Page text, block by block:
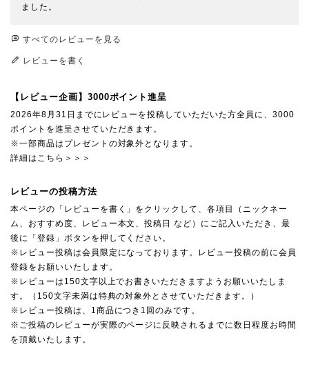
ました。
すべてのレビューを見る
レビューを書く
【レビュー企画】3000ポイント進呈
2026年8月31日までにレビューを投稿していただいた方全員に、3000
ポイントを進呈させていただきます。
※一部商品はプレゼントの対象外となります。
詳細はこちら＞＞＞
レビューの投稿方法
本ページの「レビューを書く」をクリックして、各項目（ニックネー
ム、おすすめ度、レビュー本文、投稿日 など）にご記入いただき、最
後に「登録」ボタンを押してください。
※レビュー投稿は会員限定になっております。レビュー投稿の前に会員
登録をお願いいたします。
※レビューは150文字以上でお書きいただきますようお願いいたしま
す。（150文字未満は特典の対象外とさせていただきます。）
※レビュー投稿は、1商品につき1回のみです。
※ご投稿のレビューが実際のページに反映されるまでに数日程度お時間
を頂戴いたします。